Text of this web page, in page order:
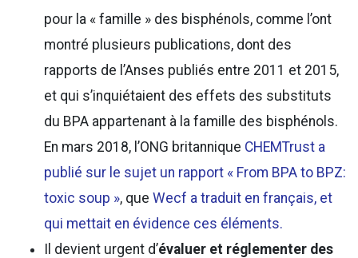
pour la « famille » des bisphénols, comme l’ont
montré plusieurs publications, dont des
rapports de l’Anses publiés entre 2011 et 2015,
et qui s’inquiétaient des effets des substituts
du BPA appartenant à la famille des bisphénols.
En mars 2018, l’ONG britannique CHEMTrust a
publié sur le sujet un rapport « From BPA to BPZ:
toxic soup », que Wecf a traduit en français, et
qui mettait en évidence ces éléments.
Il devient urgent d’évaluer et réglementer des